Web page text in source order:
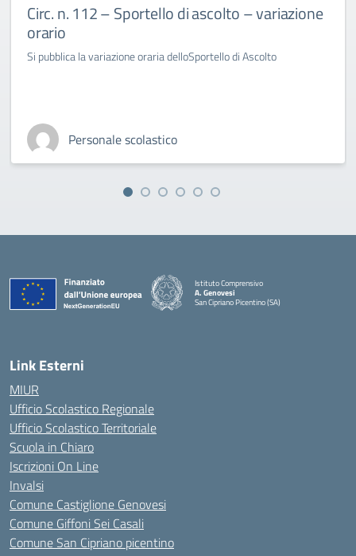
Circ. n. 112 – Sportello di ascolto – variazione
orario
Si pubblica la variazione oraria delloSportello di Ascolto
Personale scolastico
Istituto Comprensivo
A. Genovesi
San Cipriano Picentino (SA)
— Visita la pagina iniziale della scuola
Link Esterni
MIUR
Ufficio Scolastico Regionale
Ufficio Scolastico Territoriale
Scuola in Chiaro
Iscrizioni On Line
Invalsi
Comune Castiglione Genovesi
Comune Giffoni Sei Casali
Comune San Cipriano picentino